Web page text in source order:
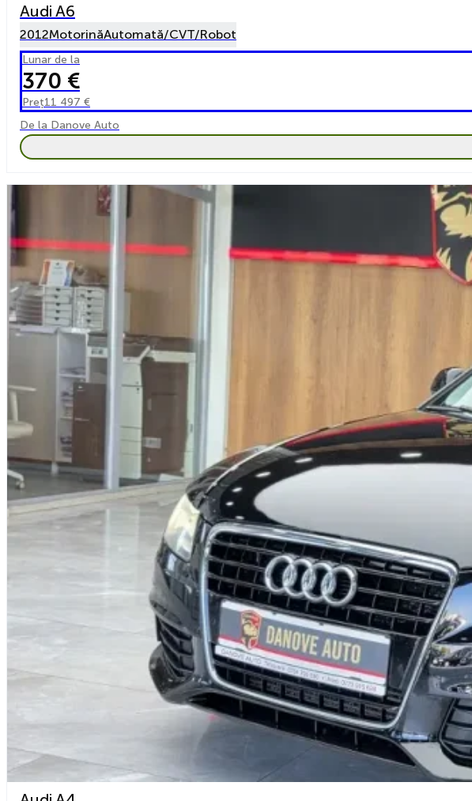
Audi A6
2012MotorinăAutomată/CVT/Robot
Lunar de la
370 €
Preț11 497 €
De la Danove Auto